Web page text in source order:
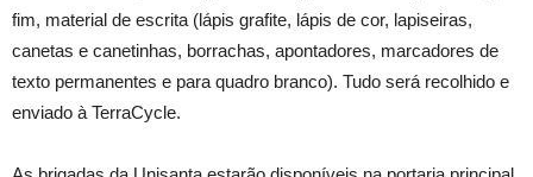
fim, material de escrita (lápis grafite, lápis de cor, lapiseiras,
canetas e canetinhas, borrachas, apontadores, marcadores de
texto permanentes e para quadro branco). Tudo será recolhido e
enviado à TerraCycle.